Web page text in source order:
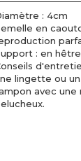
: 4cm
en
: en
lingette ou
avec une